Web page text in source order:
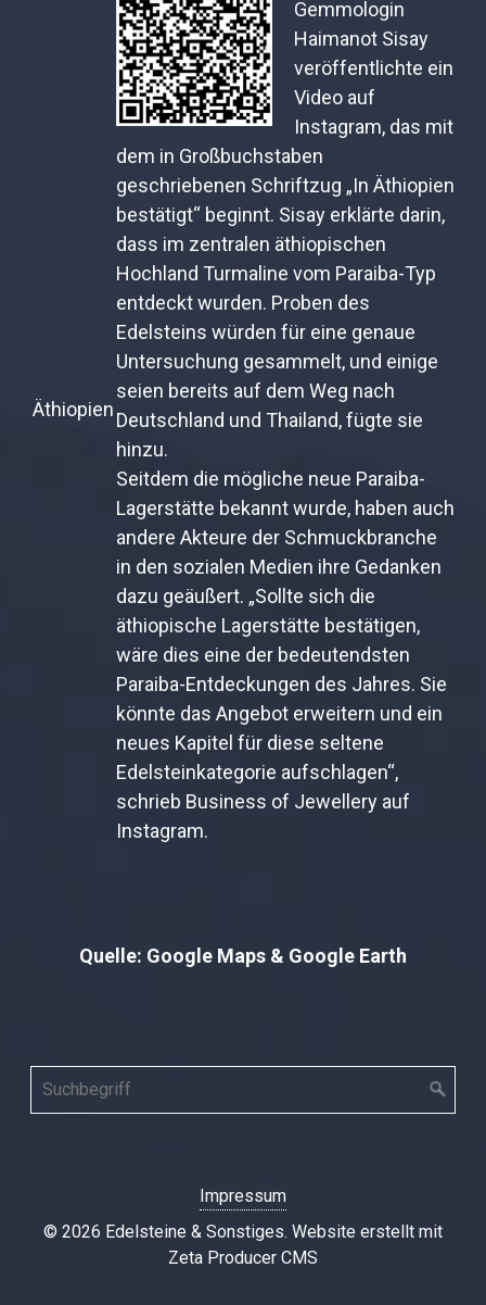
Äthiopien
Gemmologin
Haimanot Sisay
veröffentlichte ein
Video auf
Instagram, das mit
dem in Großbuchstaben
geschriebenen Schriftzug „In Äthiopien
bestätigt“ beginnt. Sisay erklärte darin,
dass im zentralen äthiopischen
Hochland Turmaline vom Paraiba-Typ
entdeckt wurden. Proben des
Edelsteins würden für eine genaue
Untersuchung gesammelt, und einige
seien bereits auf dem Weg nach
Deutschland und Thailand, fügte sie
hinzu.
Seitdem die mögliche neue Paraiba-
Lagerstätte bekannt wurde, haben auch
andere Akteure der Schmuckbranche
in den sozialen Medien ihre Gedanken
dazu geäußert. „Sollte sich die
äthiopische Lagerstätte bestätigen,
wäre dies eine der bedeutendsten
Paraiba-Entdeckungen des Jahres. Sie
könnte das Angebot erweitern und ein
neues Kapitel für diese seltene
Edelsteinkategorie aufschlagen“,
schrieb Business of Jewellery auf
Instagram.
Quelle: Google Maps & Google Earth
Impressum
© 2026 Edelsteine & Sonstiges. Website erstellt mit
Zeta Producer CMS